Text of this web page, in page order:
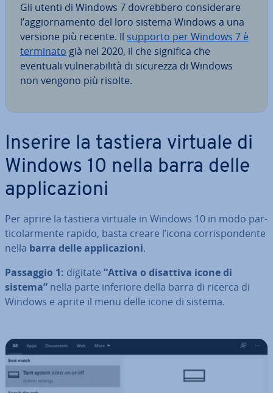
Gli utenti di Windows 7 do­vreb­be­ro con­si­de­ra­re
l’ag­gior­na­men­to del loro sistema Windows a una
versione più recente. Il supporto per Windows 7 è
terminato già nel 2020, il che significa che
eventuali vul­ne­ra­bi­li­tà di sicurezza di Windows
non vengono più risolte.
Inserire la tastiera virtuale di
Windows 10 nella barra delle
ap­pli­ca­zio­ni
Per aprire la tastiera virtuale in Windows 10 in modo par­
ti­co­lar­men­te rapido, basta creare l’icona cor­ri­spon­den­te
nella barra delle ap­pli­ca­zio­ni.
Passaggio 1: digitate “Attiva o disattiva icone di
sistema” nella parte inferiore della barra di ricerca di
Windows e aprite il menu delle icone di sistema.